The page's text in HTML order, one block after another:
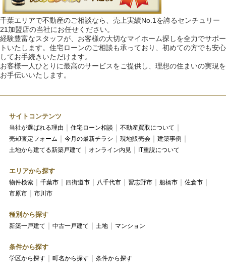
千葉エリアで不動産のご相談なら、売上実績No.1を誇るセンチュリー
21加盟店の当社にお任せください。
経験豊富なスタッフが、お客様の大切なマイホーム探しを全力でサポー
トいたします。住宅ローンのご相談も承っており、初めての方でも安心
してお手続きいただけます。
お客様一人ひとりに最高のサービスをご提供し、理想の住まいの実現を
お手伝いいたします。
サイトコンテンツ
当社が選ばれる理由 住宅ローン相談
不動産買取について
売却査定フォーム
今月の最新チラシ 現地販売会
建築事例
土地から建てる新築戸建て
オンライン内見 IT重説について
エリアから探す
物件検索 千葉市 四街道市 八千代市 習志野市 船橋市
佐倉市
市原市
市川市
種別から探す
新築一戸建て 中古一戸建て 土地 マンション
条件から探す
学区から探す 町名から探す 条件から探す